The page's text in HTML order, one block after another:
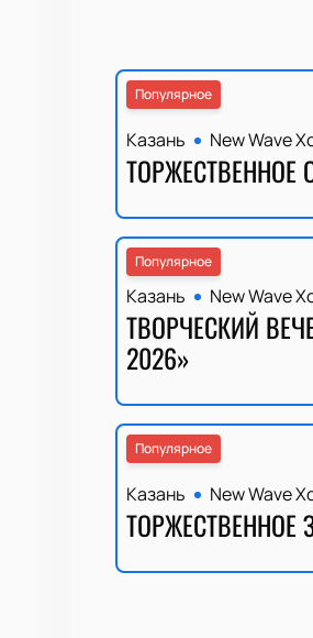
Популярное
Казань New Wave
Популярное
Казань New Wave
ТВОРЧЕСКИЙ
2026»
Популярное
Казань New Wave